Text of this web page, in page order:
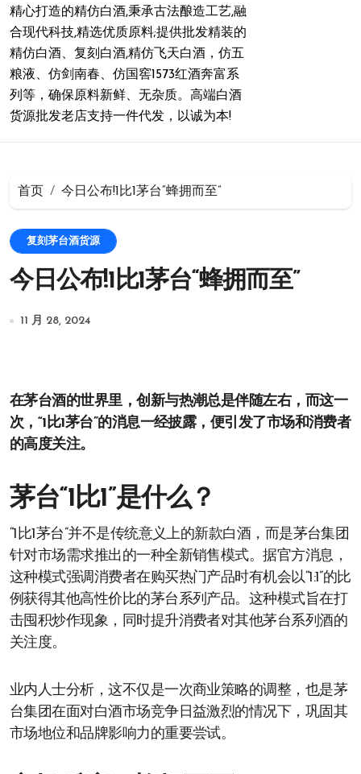
精心打造的精仿白酒,秉承古法酿造工艺,融
合现代科技,精选优质原料;提供批发精装的
精仿白酒、复刻白酒,精仿飞天白酒，仿五
粮液、仿剑南春、仿国窖1573红酒奔富系
列等，确保原料新鲜、无杂质。高端白酒
货源批发老店支持一件代发，以诚为本!
首页 今日公布!1比1茅台“蜂拥而至”
复刻茅台酒货源
今日公布!1比1茅台“蜂拥而至”
11 月 28, 2024
在茅台酒的世界里，创新与热潮总是伴随左右，而这一
次，“1比1茅台”的消息一经披露，便引发了市场和消费者
的高度关注。
茅台“1比1”是什么？
“1比1茅台”并不是传统意义上的新款白酒，而是茅台集团
针对市场需求推出的一种全新销售模式。据官方消息，
这种模式强调消费者在购买热门产品时有机会以“1:1”的比
例获得其他高性价比的茅台系列产品。这种模式旨在打
击囤积炒作现象，同时提升消费者对其他茅台系列酒的
关注度。
业内人士分析，这不仅是一次商业策略的调整，也是茅
台集团在面对白酒市场竞争日益激烈的情况下，巩固其
市场地位和品牌影响力的重要尝试。